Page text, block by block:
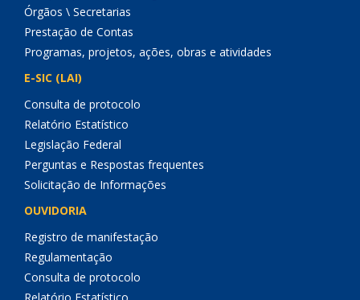
Órgãos \ Secretarias
Prestação de Contas
Programas, projetos, ações, obras e atividades
E-SIC (LAI)
Consulta de protocolo
Relatório Estatístico
Legislação Federal
Perguntas e Respostas frequentes
Solicitação de Informações
OUVIDORIA
Registro de manifestação
Regulamentação
Consulta de protocolo